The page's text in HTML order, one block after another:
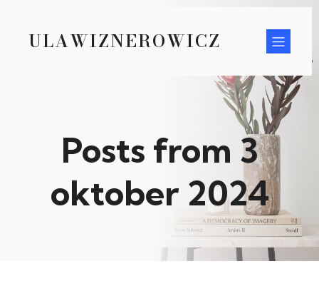
ULAWIZNEROWICZ
Posts from 3
oktober 2024